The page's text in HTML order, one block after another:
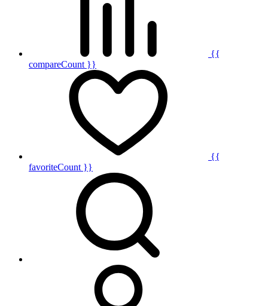
{{
compareCount }}
{{
favoriteCount }}